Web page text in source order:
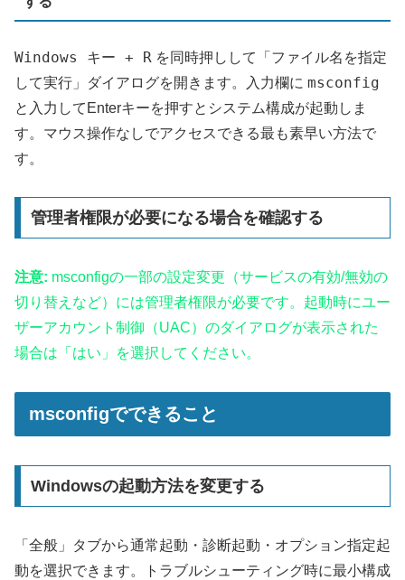
Windows キー + R を同時押しして「ファイル名を指定
して実行」ダイアログを開きます。入力欄に msconfig
と入力してEnterキーを押すとシステム構成が起動しま
す。マウス操作なしでアクセスできる最も素早い方法で
す。
管理者権限が必要になる場合を確認する
注意: msconfigの一部の設定変更（サービスの有効/無効の
切り替えなど）には管理者権限が必要です。起動時にユー
ザーアカウント制御（UAC）のダイアログが表示された
場合は「はい」を選択してください。
msconfigでできること
Windowsの起動方法を変更する
「全般」タブから通常起動・診断起動・オプション指定起
動を選択できます。トラブルシューティング時に最小構成